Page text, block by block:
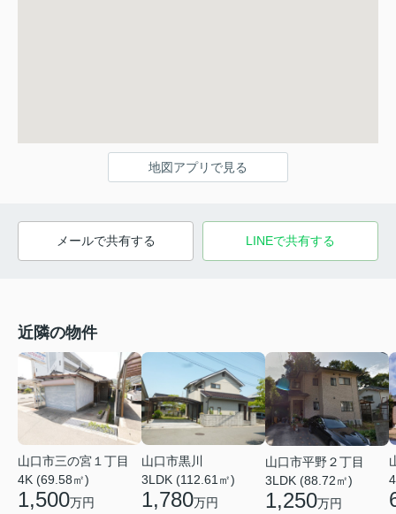
地図アプリで見る
メールで共有する LINEで共有する
近隣の物件
山口市三の宮１丁目
4K (69.58㎡)
1,500万円
山口市黒川
3LDK (112.61㎡)
1,780万円
山口市平野２丁目
3LDK (88.72㎡)
1,250万円